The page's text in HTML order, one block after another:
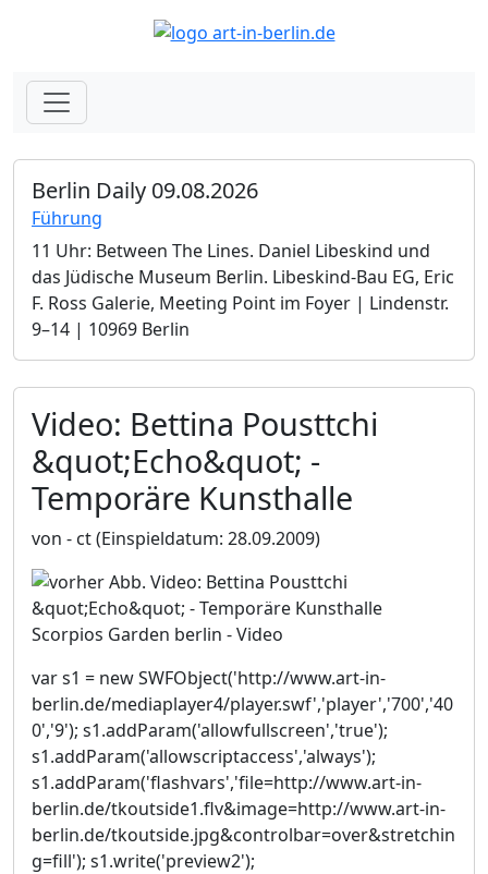
Berlin Daily 09.08.2026
Führung
11 Uhr: Between The Lines. Daniel Libeskind und
das Jüdische Museum Berlin.­ Libeskind-Bau EG, Eric
F. Ross Galerie, Meeting Point im Foyer | Lindenstr.
9–14 | 10969 Berlin
Video: Bettina Pousttchi
&quot;Echo&quot; -
Temporäre Kunsthalle
von - ct(Einspieldatum: 28.09.2009)
Scorpios Garden berlin - Video
var s1 = new SWFObject('http://www.art-in-
berlin.de/mediaplayer4/player.swf','player','700','40
0','9'); s1.addParam('allowfullscreen','true');
s1.addParam('allowscriptaccess','always');
s1.addParam('flashvars','file=http://www.art-in-
berlin.de/tkoutside1.flv&image=http://www.art-in-
berlin.de/tkoutside.jpg&controlbar=over&stretchin
g=fill'); s1.write('preview2');